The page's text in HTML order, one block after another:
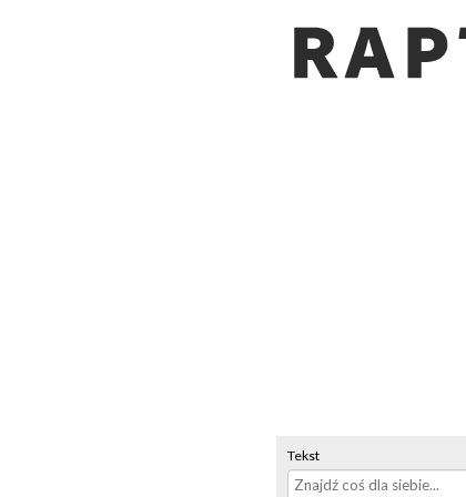
Tekst